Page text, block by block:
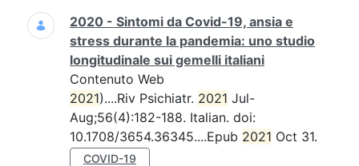
Ricerca
2020 - Sintomi da Covid-19, ansia e
stress durante la pandemia: uno studio
longitudinale sui gemelli italiani
Contenuto Web
2021)....Riv Psichiatr. 2021 Jul-
Aug;56(4):182-188. Italian. doi:
10.1708/3654.36345....Epub 2021 Oct 31.
COVID-19